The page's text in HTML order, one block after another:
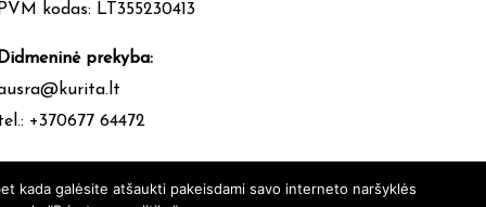
kodas: LT355230413
prekyba:
+370677 64472
kada galėsite atšaukti pakeisdami savo interneto naršyklės